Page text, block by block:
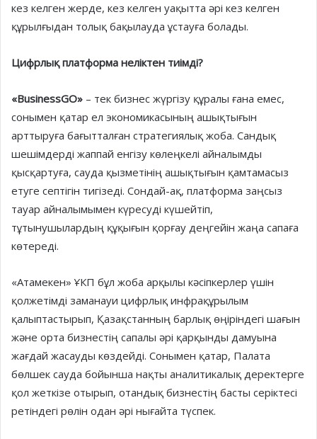
кез келген жерде, кез келген уақытта әрі кез келген
құрылғыдан толық бақылауда ұстауға болады.
Цифрлық платформа неліктен тиімді?
«BusinessGO» – тек бизнес жүргізу құралы ғана емес,
сонымен қатар ел экономикасының ашықтығын
арттыруға бағытталған стратегиялық жоба. Сандық
шешімдерді жаппай енгізу көлеңкелі айналымды
қысқартуға, сауда қызметінің ашықтығын қамтамасыз
етуге септігін тигізеді. Сондай-ақ, платформа заңсыз
тауар айналымымен күресуді күшейтіп,
тұтынушылардың құқығын қорғау деңгейін жаңа сапаға
көтереді.
«Атамекен» ҰКП бұл жоба арқылы кәсіпкерлер үшін
қолжетімді заманауи цифрлық инфрақұрылым
қалыптастырып, Қазақстанның барлық өңіріндегі шағын
және орта бизнестің сапалы әрі қарқынды дамуына
жағдай жасауды көздейді. Сонымен қатар, Палата
бөлшек сауда бойынша нақты аналитикалық деректерге
қол жеткізе отырып, отандық бизнестің басты серіктесі
ретіндегі рөлін одан әрі нығайта түспек.